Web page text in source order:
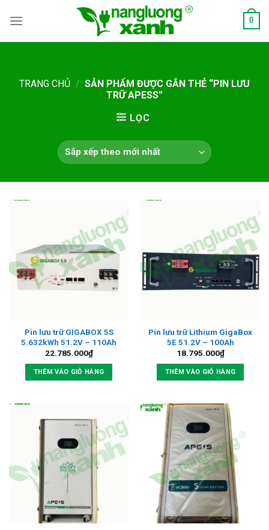
0
TRANG CHỦ / SẢN PHẨM ĐƯỢC GẮN THẺ “PIN LƯU
TRỮ APESS”
LỌC
Pin lưu trữ GIGABOX 5S
5.632kWh 51.2V – 110Ah
22.785.000₫
THÊM VÀO GIỎ HÀNG
Pin lưu trữ Lithium GigaBox
5E 51.2V – 100Ah
18.795.000₫
THÊM VÀO GIỎ HÀNG